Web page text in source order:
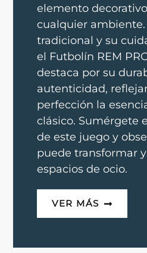
elemento
cualquier ambiente.
tradicional y su
el Futbolín REM
destaca por su
autenticidad,
perfección la
clásico. Sumérgete
de este juego y
puede transformar
espacios de ocio.
VER MÁS